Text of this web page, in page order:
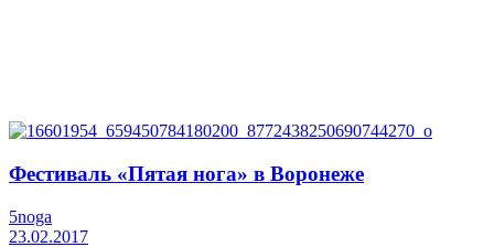
Фестиваль «Пятая нога» в Воронеже
5noga
23.02.2017